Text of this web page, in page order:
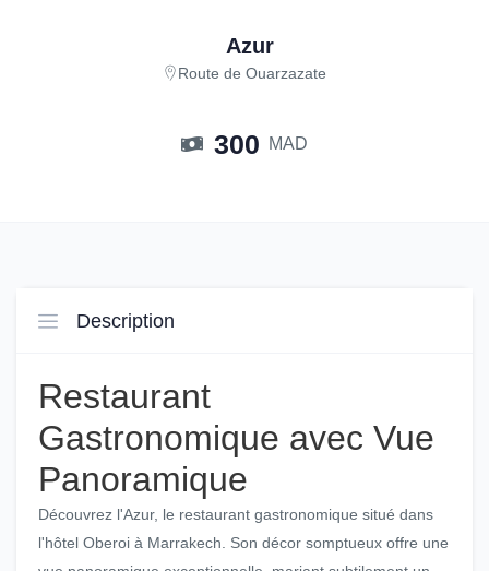
Azur
Route de Ouarzazate
300 MAD
Description
Restaurant
Gastronomique avec Vue
Panoramique
Découvrez l'Azur, le restaurant gastronomique situé dans
l'hôtel Oberoi à Marrakech. Son décor somptueux offre une